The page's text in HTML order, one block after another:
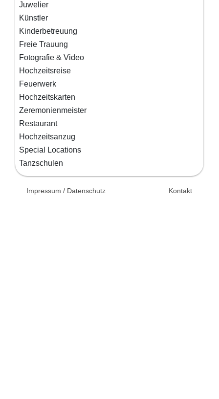
Juwelier
Künstler
Kinderbetreuung
Freie Trauung
Fotografie & Video
Hochzeitsreise
Feuerwerk
Hochzeitskarten
Zeremonienmeister
Restaurant
Hochzeitsanzug
Special Locations
Tanzschulen
Impressum / Datenschutz Kontakt
© 2026 Unsertag.de - Ihr